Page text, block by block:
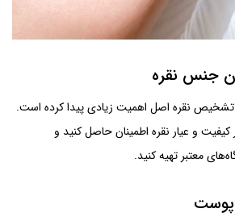
جنس نقره
تشخیص نقره اصل اهمیت زیادی پیدا کرده است.
و عیار نقره اطمینان حاصل کنید و
معتبر تهیه کنید.